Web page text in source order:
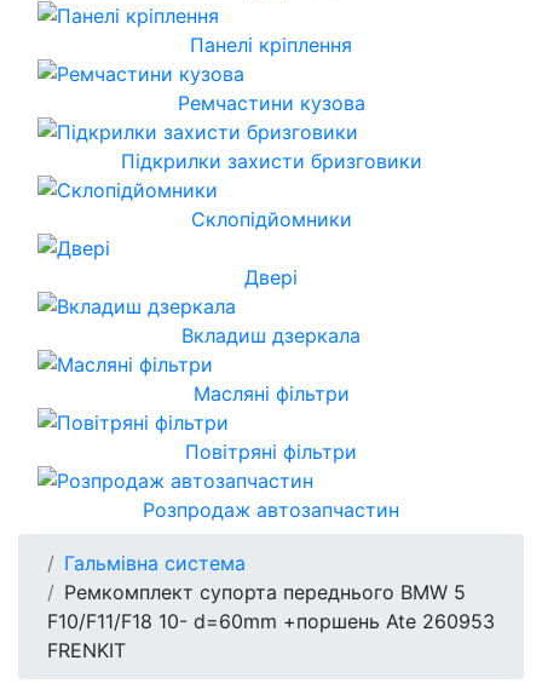
Панелі кріплення
Ремчастини кузова
Підкрилки захисти бризговики
Склопідйомники
Двері
Вкладиш дзеркала
Масляні фільтри
Повітряні фільтри
Розпродаж автозапчастин
Гальмівна система
Ремкомплект супорта переднього BMW 5
F10/F11/F18 10- d=60mm +поршень Ate 260953
FRENKIT